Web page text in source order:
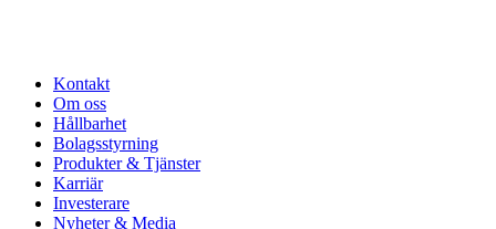
Kontakt
Om oss
Hållbarhet
Bolagsstyrning
Produkter & Tjänster
Karriär
Investerare
Nyheter & Media